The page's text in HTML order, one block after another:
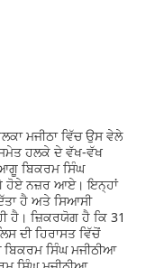
ਮਜੀਠਾ ਵਿੱਚ ਉਸ ਵੇਲੇ
ਹਲਕੇ ਦੇ ਵੱਖ-ਵੱਖ
ਬਿਕਰਮ ਸਿੰਘ
ਹੋਏ ਨਜ਼ਰ ਆਏ। ਇਨ੍ਹਾਂ
ਹੈ ਅਤੇ ਸਿਆਸੀ
ਹੈ। ਜ਼ਿਕਰਯੋਗ ਹੈ ਕਿ 31
ਦੀ ਹਿਰਾਸਤ ਵਿੱਚੋਂ
ਬਿਕਰਮ ਸਿੰਘ ਮਜੀਠੀਆ